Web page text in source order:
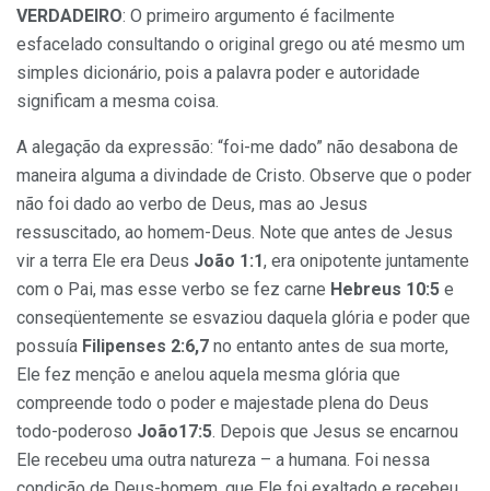
VERDADEIRO: O primeiro argumento é facilmente
esfacelado consultando o original grego ou até mesmo um
simples dicionário, pois a palavra poder e autoridade
significam a mesma coisa.
A alegação da expressão: “foi-me dado” não desabona de
maneira alguma a divindade de Cristo. Observe que o poder
não foi dado ao verbo de Deus, mas ao Jesus
ressuscitado, ao homem-Deus. Note que antes de Jesus
vir a terra Ele era Deus João 1:1, era onipotente juntamente
com o Pai, mas esse verbo se fez carne Hebreus 10:5 e
conseqüentemente se esvaziou daquela glória e poder que
possuía Filipenses 2:6,7 no entanto antes de sua morte,
Ele fez menção e anelou aquela mesma glória que
compreende todo o poder e majestade plena do Deus
todo-poderoso João17:5. Depois que Jesus se encarnou
Ele recebeu uma outra natureza – a humana. Foi nessa